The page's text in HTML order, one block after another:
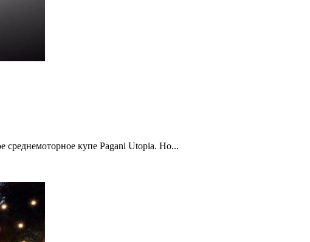
среднемоторное купе Pagani Utopia. Но...